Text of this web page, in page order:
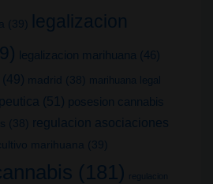
(39)
legalizacion
legalizacion marihuana (46)
(49) madrid (38)
marihuana legal
(51) posesion cannabis
(38)
regulacion asociaciones
marihuana (39)
(181) regulacion